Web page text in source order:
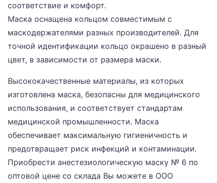
соответствие и комфорт.
Маска оснащена кольцом совместимым с
маскодержателями разных производителей. Для
точной идентификации кольцо окрашено в разный
цвет, в зависимости от размера маски.
Высококачественные материалы, из которых
изготовлена маска, безопасны для медицинского
использования, и соответствует стандартам
медицинской промышленности. Маска
обеспечивает максимальную гигиеничность и
предотвращает риск инфекций и контаминации.
Приобрести анестезиологическую маску № 6 по
оптовой цене со склада Вы можете в ООО